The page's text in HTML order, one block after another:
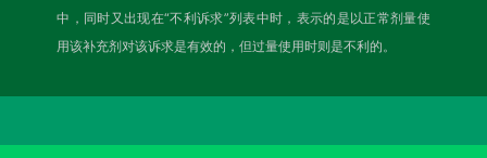
中，同时又出现在“不利诉求”列表中时，表示的是以正常剂量使
用该补充剂对该诉求是有效的，但过量使用时则是不利的。